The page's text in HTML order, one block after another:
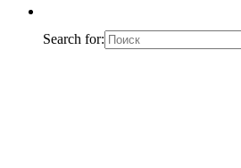
Search for: